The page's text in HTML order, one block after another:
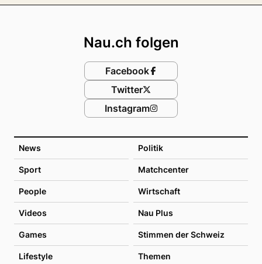
News Politik
Sport Matchcenter
People Wirtschaft
Videos Nau Plus
Games Stimmen der Schweiz
Lifestyle Themen
Nau.ch folgen
Facebook
Twitter
Instagram